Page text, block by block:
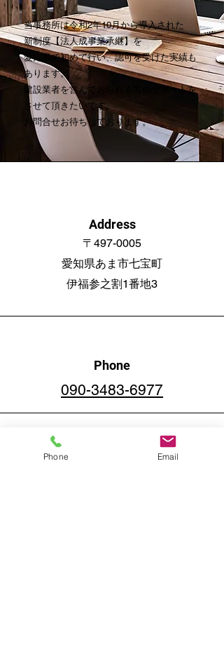
当事務所は令和2年10月から導入された
新制度【法人成事業承継】を
愛知県で初めて行い、認可を受けた実績も
あります。
建設業者を営んでおられる方のサポートを
させて頂きたいです。
お問合せお待ちしております。
Address
〒497-0005
愛知県あま市七宝町
伊福参之割1番地3
Phone
​090-3483-6977
Phone Email